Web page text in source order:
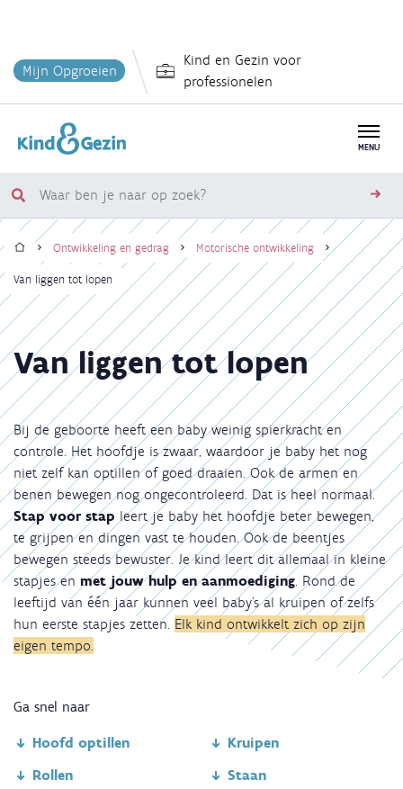
en
inhoud
Mijn Opgroeien
Kind en Gezin voor
professionelen
MENU
Waar
ben
je
op
zoek?
Kruimelpad
HomeOntwikkeling en gedrag Motorische ontwikkeling
Van liggen tot lopen
Van liggen tot lopen
Bij de geboorte heeft een baby weinig spierkracht en
controle. Het hoofdje is zwaar, waardoor je baby het nog
niet zelf kan optillen of goed draaien. Ook de armen en
benen bewegen nog ongecontroleerd. Dat is heel normaal.
Stap voor stap leert je baby het hoofdje beter bewegen,
te grijpen en dingen vast te houden. Ook de beentjes
bewegen steeds bewuster. Je kind leert dit allemaal in kleine
stapjes en met jouw hulp en aanmoediging . Rond de
leeftijd van één jaar kunnen veel baby’s al kruipen of zelfs
hun eerste stapjes zetten. Elk kind ontwikkelt zich op zijn
eigen tempo.
Ga snel naar
Hoofd optillen
Rollen
Kruipen
Staan